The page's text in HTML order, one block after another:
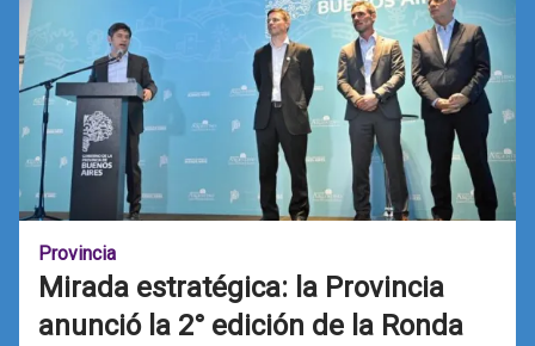
Provincia
Mirada estratégica: la Provincia
anunció la 2° edición de la Ronda